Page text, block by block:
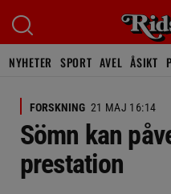
NYHETER SPORT AVEL ÅSIKT
FORSKNING 21 MAJ 16:14
Sömn kan
prestation